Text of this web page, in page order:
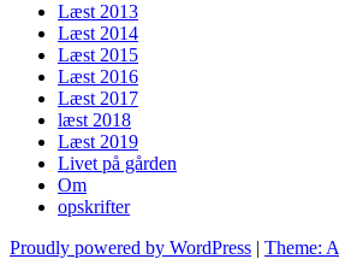
Læst 2013
Læst 2014
Læst 2015
Læst 2016
Læst 2017
læst 2018
Læst 2019
Livet på gården
Om
opskrifter
Proudly powered by WordPress | Theme: